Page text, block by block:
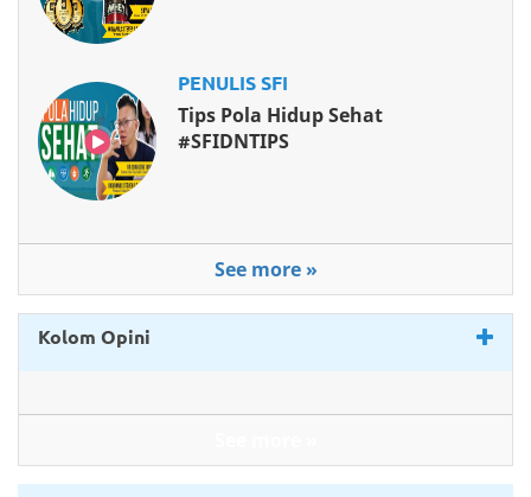
PENULIS SFI
Tips Pola Hidup Sehat
#SFIDNTIPS
See more »
Kolom Opini